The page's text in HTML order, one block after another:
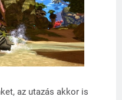
az utazás akkor is